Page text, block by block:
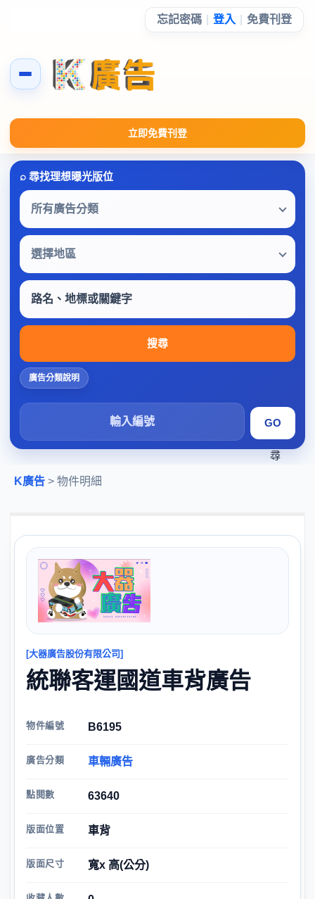
立即免費刊登
忘記密碼 登入 免費刊登
所有廣告分類
選擇地區
搜尋
廣告分類說明
搜
尋
K廣告 > 物件明細
[大器廣告股份有限公司]
統聯客運國道車背廣告
物件編號 B6195
廣告分類 車輛廣告
點閱數 63640
版面位置 車背
版面尺寸 寬x 高(公分)